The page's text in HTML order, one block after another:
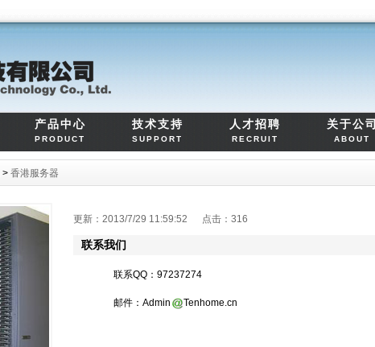
产品中心
PRODUCT
技术支持
SUPPORT
人才招聘
RECRUIT
关于公司
ABOUT
> 香港服务器
更新：2013/7/29 11:59:52 点击： 316
联系我们
联系QQ：97237274
邮件：Admin Tenhome.cn